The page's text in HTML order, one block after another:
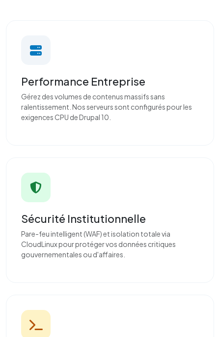
Performance Entreprise
Gérez des volumes de contenus massifs sans
ralentissement. Nos serveurs sont configurés pour les
exigences CPU de Drupal 10.
Sécurité Institutionnelle
Pare-feu intelligent (WAF) et isolation totale via
CloudLinux pour protéger vos données critiques
gouvernementales ou d'affaires.